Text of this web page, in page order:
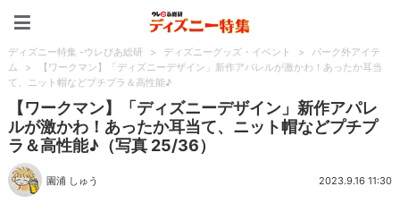
ディズニー特集 -ウレぴあ総研 > ディズニーグッズ・イベント >
パーク外アイテ
ム
>
【ワークマン】「ディズニーデザイン」新作アパレルが激かわ！あったか耳当
て、ニット帽などプチプラ＆高性能♪
【ワークマン】「ディズニーデザイン」新作アパレ
ルが激かわ！あったか耳当て、ニット帽などプチプ
ラ＆高性能♪（写真 25/36）
園浦 しゅう 2023.9.16 11:30